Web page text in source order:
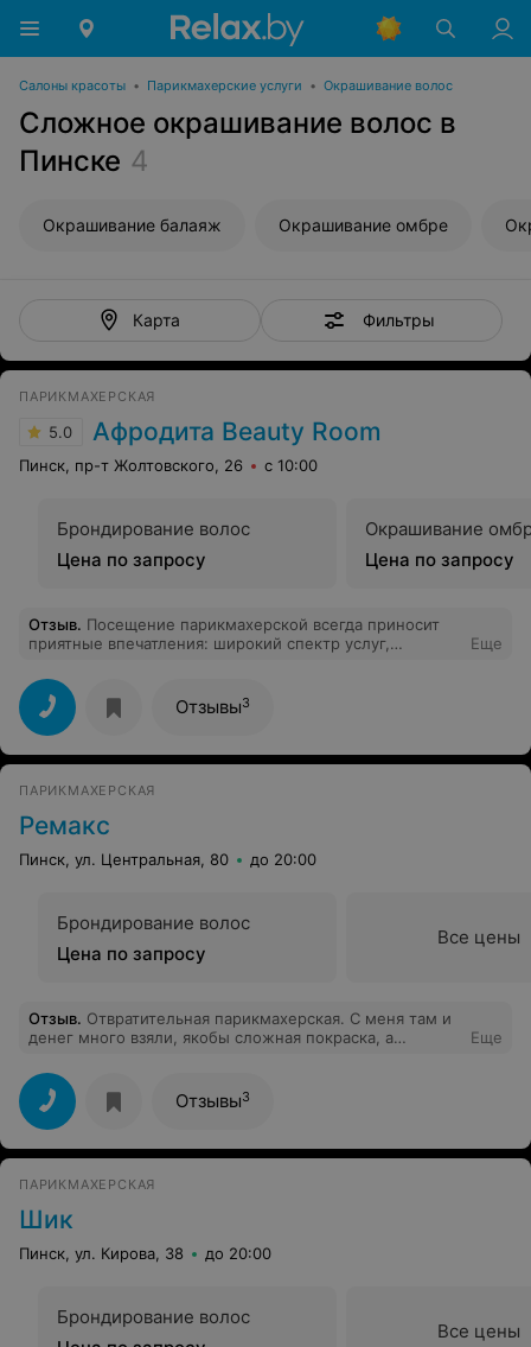
Салоны красоты • Парикмахерские услуги • Окрашивание волос
Сложное окрашивание волос в
Пинске 4
Окрашивание балаяж Окрашивание омбре
Карта Фильтры
ПАРИКМАХЕРСКАЯ
5.0 Афродита Beauty Room
Пинск, пр-т Жолтовского, 26 с 10:00
Брондирование волос
Цена по запросу
Окрашивание
Цена по запросу
Отзыв. Посещение парикмахерской всегда приносит
приятные впечатления: широкий спектр услуг,
проконсультирует по любому вопросу. Очень
рекомендую посещение парикмахерской для создания
вашего индивидуального образа и безупречной
внешности. Лично я всегда довольна результатом будь
то стрижка, покраска либо маникюр! Теперь я Ваша
Еще
Отзывы3
ПАРИКМАХЕРСКАЯ
Ремакс
Пинск, ул. Центральная, 80 до 20:00
Брондирование волос
Цена по запросу
Все цены
Отзыв. Отвратительная парикмахерская. С меня там и
денег много взяли, якобы сложная покраска, а
содрагания не вспомнишь! Пришлось перекрашивать и
волосы были испорчены безнадежно! И хоть бы
извинились! Ни ногой туда! Лучше на кухне подружка
покрасит!
Еще
Отзывы3
ПАРИКМАХЕРСКАЯ
Шик
Пинск, ул. Кирова, 38 до 20:00
Брондирование волос
Все цены